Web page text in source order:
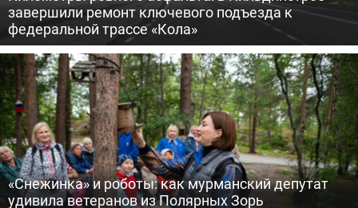
завершили ремонт ключевого подъезда к
федеральной трассе «Кола»
«Снежинка» и роботы: как мурманский депутат
удивила ветеранов из Полярных Зорь